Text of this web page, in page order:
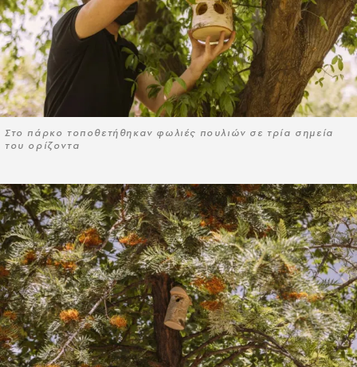
Στο πάρκο τοποθετήθηκαν φωλιές πουλιών σε τρία σημεία
του ορίζοντα